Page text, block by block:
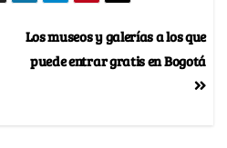
Los museos y galerías a los que
puede entrar gratis en Bogotá